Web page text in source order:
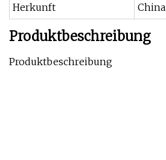
Herkunft
China
Produktbeschreibung
Produktbeschreibung